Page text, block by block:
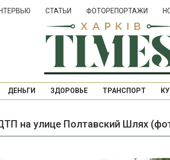
СТАТЬИ ФОТОРЕПОРТАЖИ
ДЕНЬГИ ЗДОРОВЬЕ ТРАНСПОРТ
на улице Полтавский Шлях